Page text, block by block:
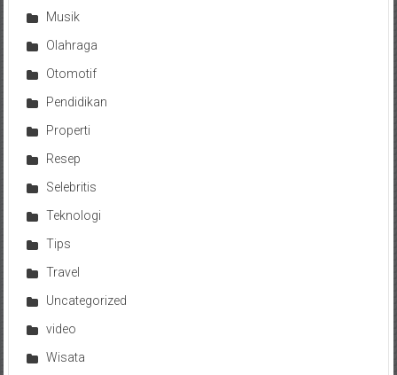
Musik
Olahraga
Otomotif
Pendidikan
Properti
Resep
Selebritis
Teknologi
Tips
Travel
Uncategorized
video
Wisata